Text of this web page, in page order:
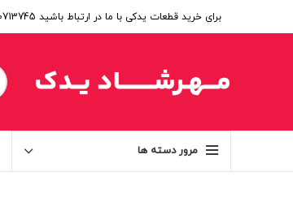
برای خرید قطعات یدکی با ما در ارتباط باشید 09190713745
مرور دسته ها